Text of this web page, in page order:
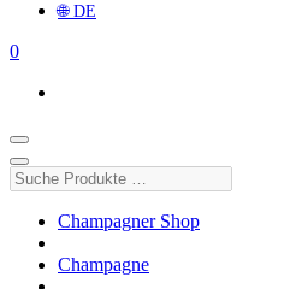
🌐 DE
0
Suche
Produkte
Champagner Shop
Champagne